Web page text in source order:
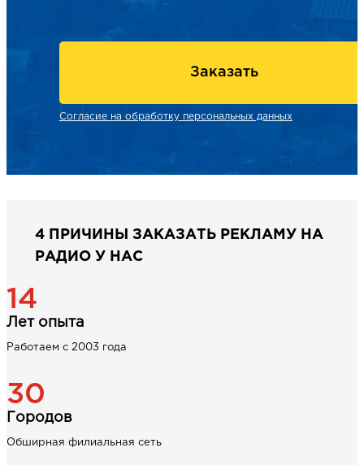
Заказать
Согласие на обработку персональных данных
4 ПРИЧИНЫ ЗАКАЗАТЬ РЕКЛАМУ НА
РАДИО У НАС
14
Лет опыта
Работаем с 2003 года
30
Городов
Обширная филиальная сеть